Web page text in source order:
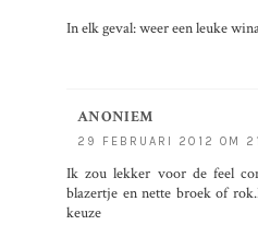
In elk geval: weer een leuke
ANONIEM
29 FEBRUARI 2012 OM
Ik zou lekker voor de feel
blazertje en nette broek of
keuze